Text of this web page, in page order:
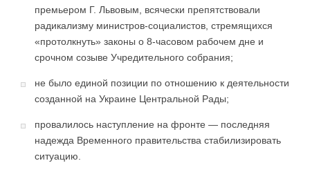
премьером Г. Львовым, всячески препятствовали
радикализму министров-социалистов, стремящихся
«протолкнуть» законы о 8-часовом рабочем дне и
срочном созыве Учредительного собрания;
не было единой позиции по отношению к деятельности
созданной на Украине Центральной Рады;
провалилось наступление на фронте — последняя
надежда Временного правительства стабилизировать
ситуацию.